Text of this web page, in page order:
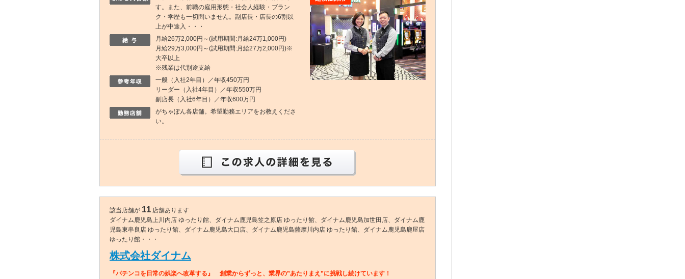
す。また、前職の雇用形態・社会人経験・ブラン
ク・学歴も一切問いません。副店長・店長の6割以
上が中途入・・・
月給26万2,000円～(試用期間:月給24万1,000円)
月給29万3,000円～(試用期間:月給27万2,000円)※
大卒以上
※残業は代別途支給
一般（入社2年目）／年収450万円
リーダー（入社4年目）／年収550万円
副店長（入社6年目）／年収600万円
がちゃぽん各店舗。希望勤務エリアをお教えくださ
い。
該当店舗が 11 店舗あります
ダイナム鹿児島上川内店 ゆったり館、ダイナム鹿児島笠之原店 ゆったり館、ダイナム鹿児島加世田店、ダイナム鹿
児島東串良店 ゆったり館、ダイナム鹿児島大口店、ダイナム鹿児島薩摩川内店 ゆったり館、ダイナム鹿児島鹿屋店
ゆったり館・・・
株式会社ダイナム
『パチンコを日常の娯楽へ改革する』 創業からずっと、業界の”あたりまえ”に挑戦し続けています！